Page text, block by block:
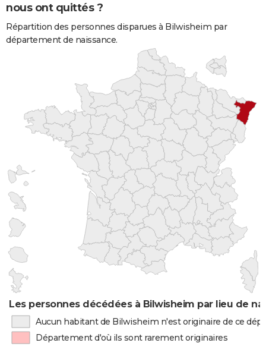
nous ont quittés ?
Répartition des personnes disparues à Bilwisheim par
département de naissance.
Les personnes décédées à Bilwisheim par lieu de
Aucun habitant de Bilwisheim n'est originaire de ce
Département d'où ils sont rarement originaires